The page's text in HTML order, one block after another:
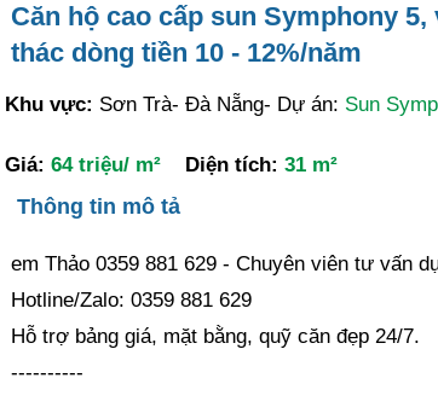
Căn hộ cao cấp sun Symphony
thác dòng tiền 10 - 12%/năm
Khu vực: Sơn Trà- Đà Nẵng- Dự án: Sun
Giá: 64 triệu/ m² Diện tích: 31 m²
Thông tin mô tả
em Thảo 0359 881 629 - Chuyên viên tư vấn
Hotline/Zalo: 0359 881 629
Hỗ trợ bảng giá, mặt bằng, quỹ căn đẹp 24/7.
----------